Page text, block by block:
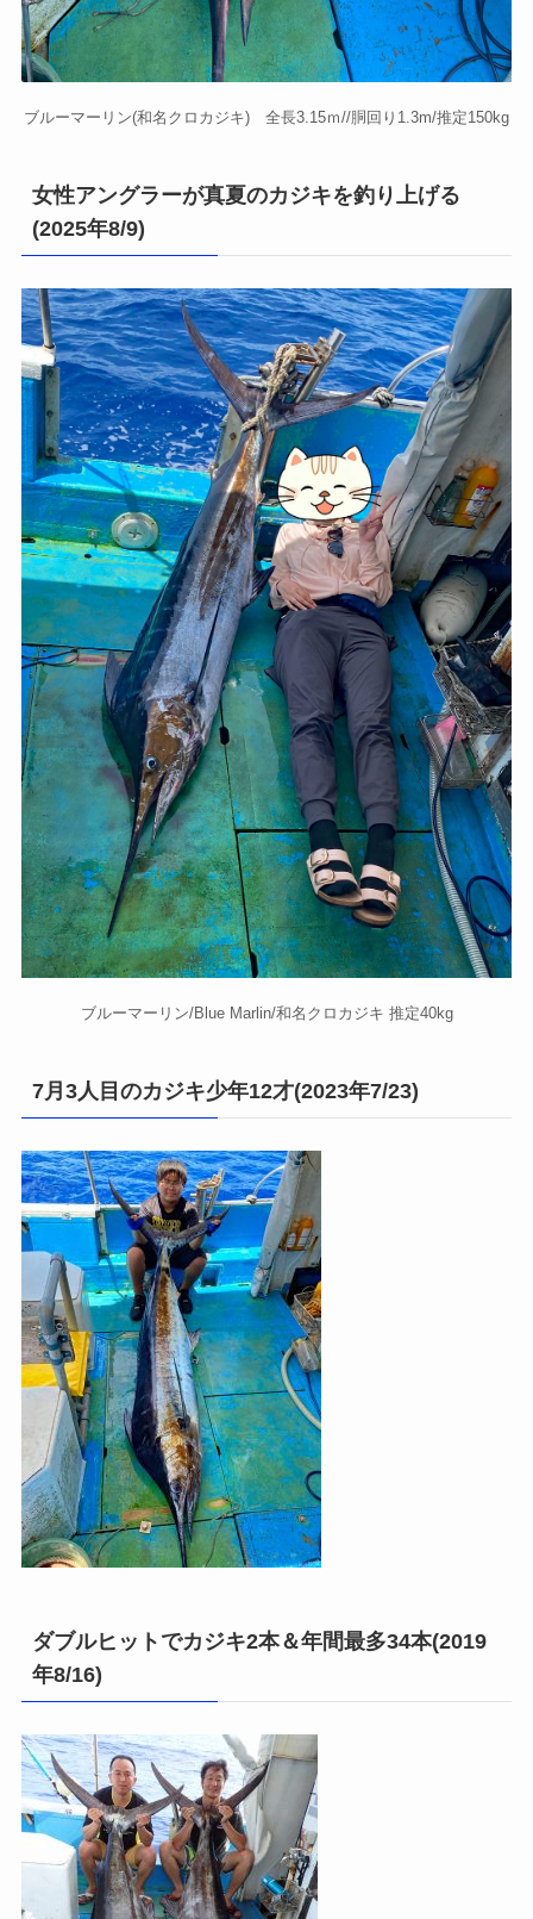
ブルーマーリン(和名クロカジキ) 全長3.15ｍ//胴回り1.3m/推定150kg
女性アングラーが真夏のカジキを釣り上げる
(2025年8/9)
ブルーマーリン/Blue Marlin/和名クロカジキ 推定40kg
7月3人目のカジキ少年12才(2023年7/23)
ダブルヒットでカジキ2本＆年間最多34本(2019
年8/16)